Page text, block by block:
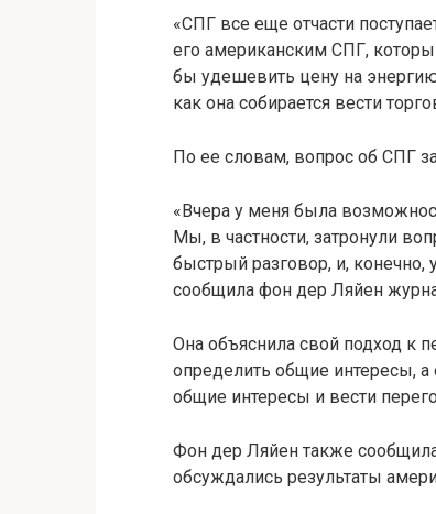
«СПГ все еще отчасти
его американским СПГ,
бы удешевить цену на
как она собирается вести
По ее словам, вопрос об СПГ
«Вчера у меня была
Мы, в частности, затронули
быстрый разговор, и, конечно,
сообщила фон дер Ляйен
Она объяснила свой подход к
определить общие интересы, а
общие интересы и вести
Фон дер Ляйен также
обсуждались результаты